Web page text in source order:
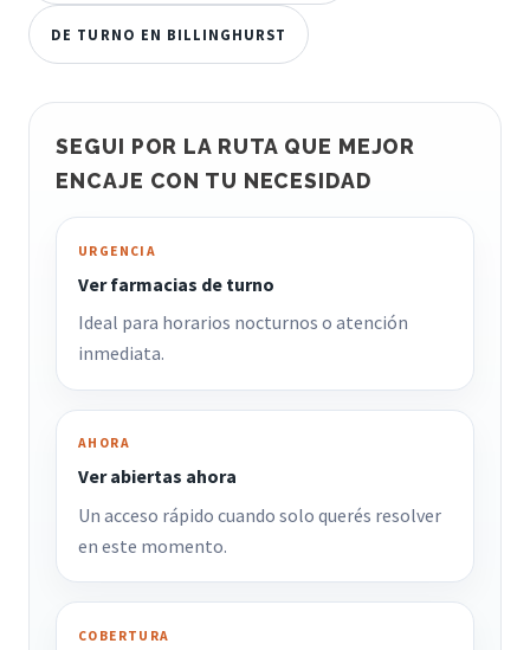
DE TURNO EN BILLINGHURST
SEGUI POR LA RUTA QUE MEJOR
ENCAJE CON TU NECESIDAD
URGENCIA
Ver farmacias de turno
Ideal para horarios nocturnos o atención
inmediata.
AHORA
Ver abiertas ahora
Un acceso rápido cuando solo querés resolver
en este momento.
COBERTURA